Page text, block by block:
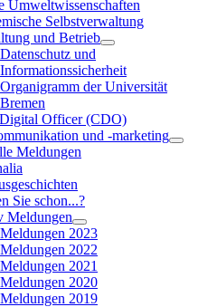
Umweltwissenschaften
Selbstverwaltung
und Betrieb
Datenschutz und
Informationssicherheit
Organigramm der Universität
Bremen
Officer (CDO)
und -marketing
Meldungen
Sie schon...?
Meldungen
Meldungen 2023
Meldungen 2022
Meldungen 2021
Meldungen 2020
Meldungen 2019